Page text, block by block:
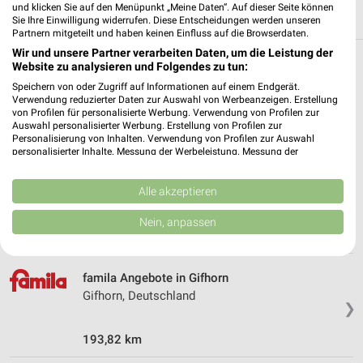
Weitere famila Geschäfte mit Angeboten in
und um Uetze
2 Geschäfte und Orte
❯
Celle, Deutschland
225,72 km
❯
famila Angebote in Gifhorn
Gifhorn, Deutschland
193,82 km
und klicken Sie auf den Menüpunkt „Meine Daten“. Auf dieser Seite können
Sie Ihre Einwilligung widerrufen. Diese Entscheidungen werden unseren
Partnern mitgeteilt und haben keinen Einfluss auf die Browserdaten.
Wir und unsere Partner verarbeiten Daten, um die Leistung der
Website zu analysieren und Folgendes zu tun:
Speichern von oder Zugriff auf Informationen auf einem Endgerät.
Verwendung reduzierter Daten zur Auswahl von Werbeanzeigen. Erstellung
von Profilen für personalisierte Werbung. Verwendung von Profilen zur
Auswahl personalisierter Werbung. Erstellung von Profilen zur
Personalisierung von Inhalten. Verwendung von Profilen zur Auswahl
personalisierter Inhalte. Messung der Werbeleistung. Messung der
Kombinationen von Daten aus verschiedenen Quellen. Entwicklung und
Verbesserung der Angebote. Verwendung reduzierter Daten zur Auswahl
von Inhalten.
Daten können außerhalb der Europäischen Union weitergegeben und in die
USA gesendet werden.
Website/App.
Partnerliste anzeigen (1 IAB-Anbieter)
Wir nutzen Ihre Daten für folgende Zwecke:
Speichern von oder Zugriff auf Informationen
Alle akzeptieren
Nein, anpassen